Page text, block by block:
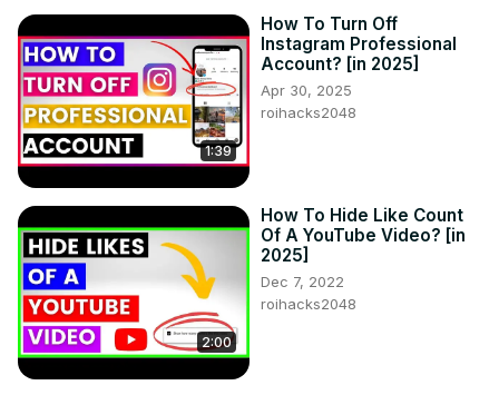
Poradniki do aplikacji ►
https://www.hardreset.info/apps/apps/
1:39
How To Turn Off
Instagram Professional
Account? [in 2025]
Apr 30, 2025
roihacks2048
2:00
How To Hide Like Count
Of A YouTube Video? [in
2025]
Dec 7, 2022
roihacks2048